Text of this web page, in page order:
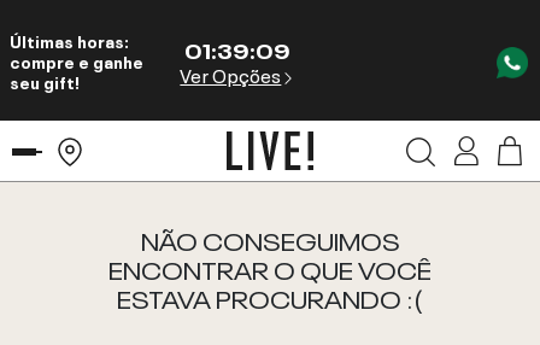
Últimas horas:
compre e ganhe
seu gift!
01:39:09
Ver Opções
NÃO CONSEGUIMOS
ENCONTRAR O QUE VOCÊ
ESTAVA PROCURANDO :(